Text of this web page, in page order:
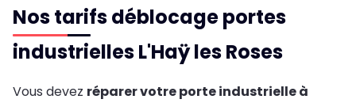
Nos tarifs déblocage portes
industrielles L'Haÿ les Roses
Vous devez réparer votre porte industrielle à